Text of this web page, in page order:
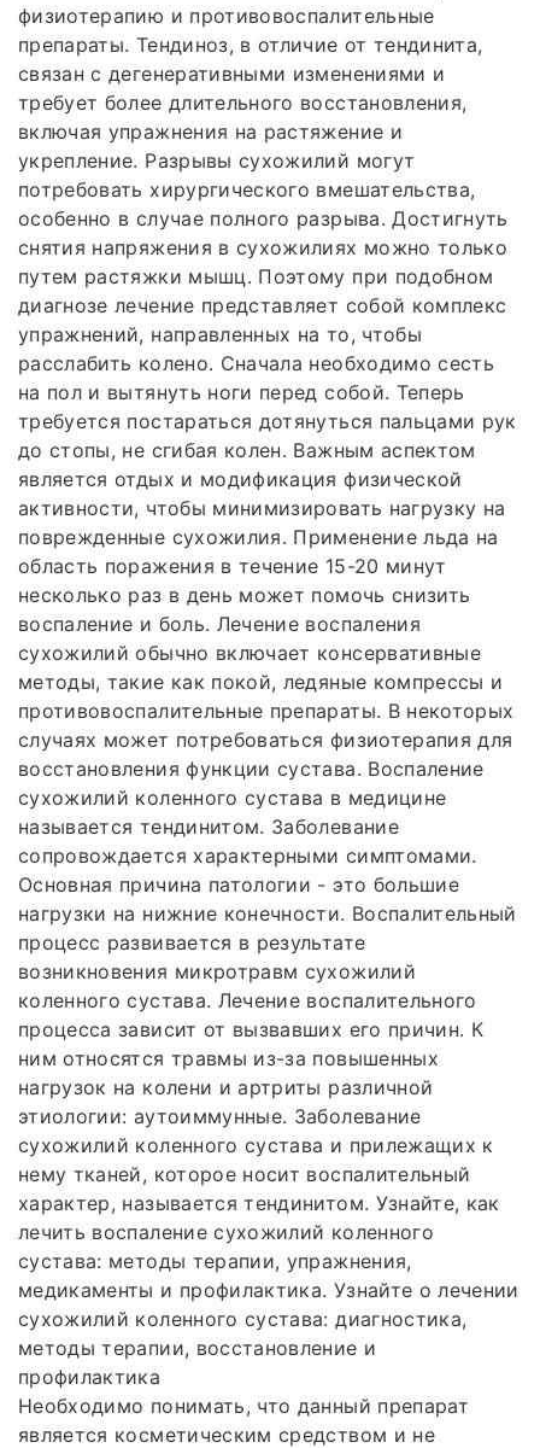
физиотерапию и противовоспалительные
препараты. Тендиноз, в отличие от тендинита,
связан с дегенеративными изменениями и
требует более длительного восстановления,
включая упражнения на растяжение и
укрепление. Разрывы сухожилий могут
потребовать хирургического вмешательства,
особенно в случае полного разрыва. Достигнуть
снятия напряжения в сухожилиях можно только
путем растяжки мышц. Поэтому при подобном
диагнозе лечение представляет собой комплекс
упражнений, направленных на то, чтобы
расслабить колено. Сначала необходимо сесть
на пол и вытянуть ноги перед собой. Теперь
требуется постараться дотянуться пальцами рук
до стопы, не сгибая колен. Важным аспектом
является отдых и модификация физической
активности, чтобы минимизировать нагрузку на
поврежденные сухожилия. Применение льда на
область поражения в течение 15-20 минут
несколько раз в день может помочь снизить
воспаление и боль. Лечение воспаления
сухожилий обычно включает консервативные
методы, такие как покой, ледяные компрессы и
противовоспалительные препараты. В некоторых
случаях может потребоваться физиотерапия для
восстановления функции сустава. Воспаление
сухожилий коленного сустава в медицине
называется тендинитом. Заболевание
сопровождается характерными симптомами.
Основная причина патологии - это большие
нагрузки на нижние конечности. Воспалительный
процесс развивается в результате
возникновения микротравм сухожилий
коленного сустава. Лечение воспалительного
процесса зависит от вызвавших его причин. К
ним относятся травмы из-за повышенных
нагрузок на колени и артриты различной
этиологии: аутоиммунные. Заболевание
сухожилий коленного сустава и прилежащих к
нему тканей, которое носит воспалительный
характер, называется тендинитом. Узнайте, как
лечить воспаление сухожилий коленного
сустава: методы терапии, упражнения,
медикаменты и профилактика. Узнайте о лечении
сухожилий коленного сустава: диагностика,
методы терапии, восстановление и
профилактика
Необходимо понимать, что данный препарат
является косметическим средством и не